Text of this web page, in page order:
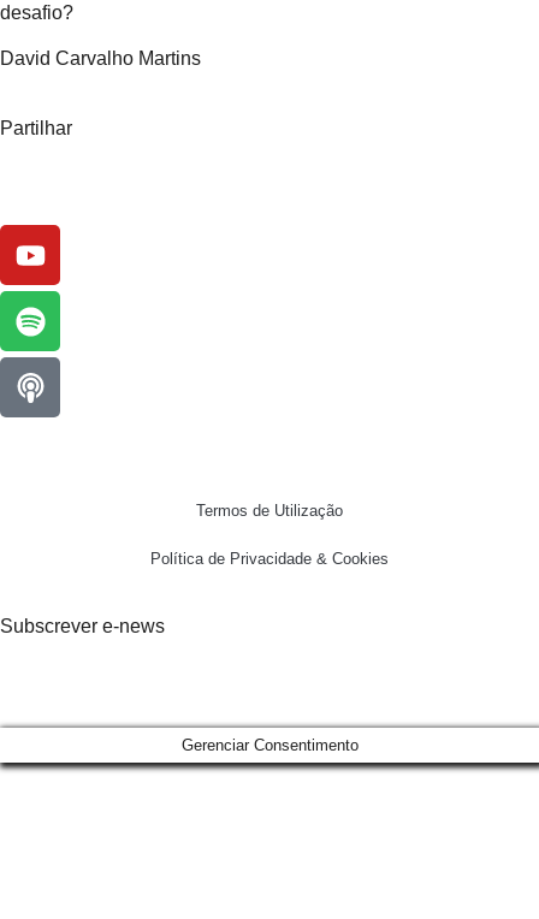
desafio?
David Carvalho Martins
Partilhar
Termos de Utilização
Política de Privacidade & Cookies
Subscrever e-news
Gerenciar Consentimento